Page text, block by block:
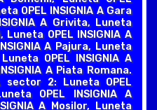
OPEL INSIGNIA A Gara
A Grivita, Luneta
Luneta OPEL INSIGNIA A
A Pajura, Luneta
OPEL INSIGNIA A
A Piata Romana.
sector 2: Luneta OPEL
OPEL INSIGNIA A
A Mosilor, Luneta